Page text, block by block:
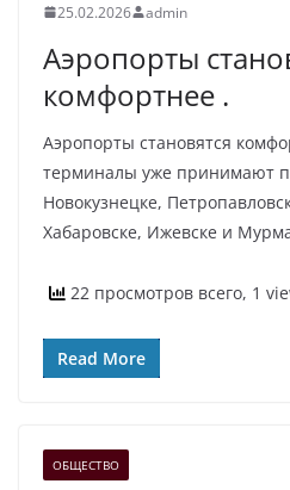
25.02.2026 admin
Аэропорты
комфортнее .
Аэропорты становятся
терминалы уже принимают
Новокузнецке,
Хабаровске, Ижевске и
22 просмотров всего, 1
Read More
ОБЩЕСТВО